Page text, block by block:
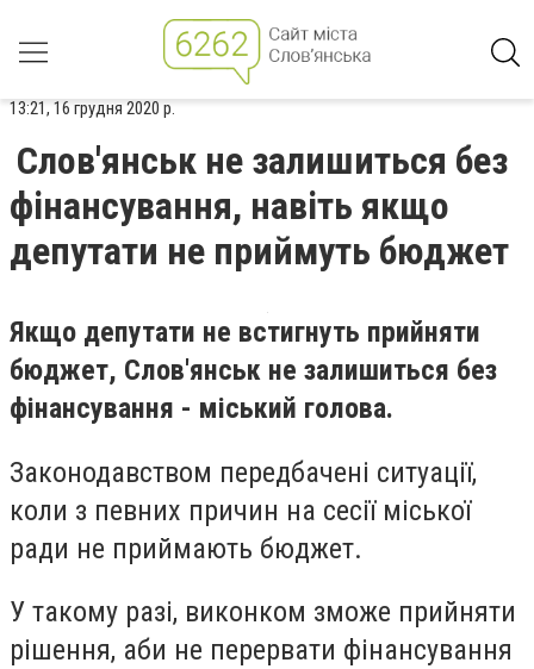
13:21, 16 грудня 2020 р.
Слов'янськ не залишиться без
фінансування, навіть якщо
депутати не приймуть бюджет
Якщо депутати не встигнуть прийняти
бюджет, Слов'янськ не залишиться без
фінансування - міський голова.
Законодавством передбачені ситуації,
коли з певних причин на сесії міської
ради не приймають бюджет.
У такому разі, виконком зможе прийняти
рішення, аби не перервати фінансування